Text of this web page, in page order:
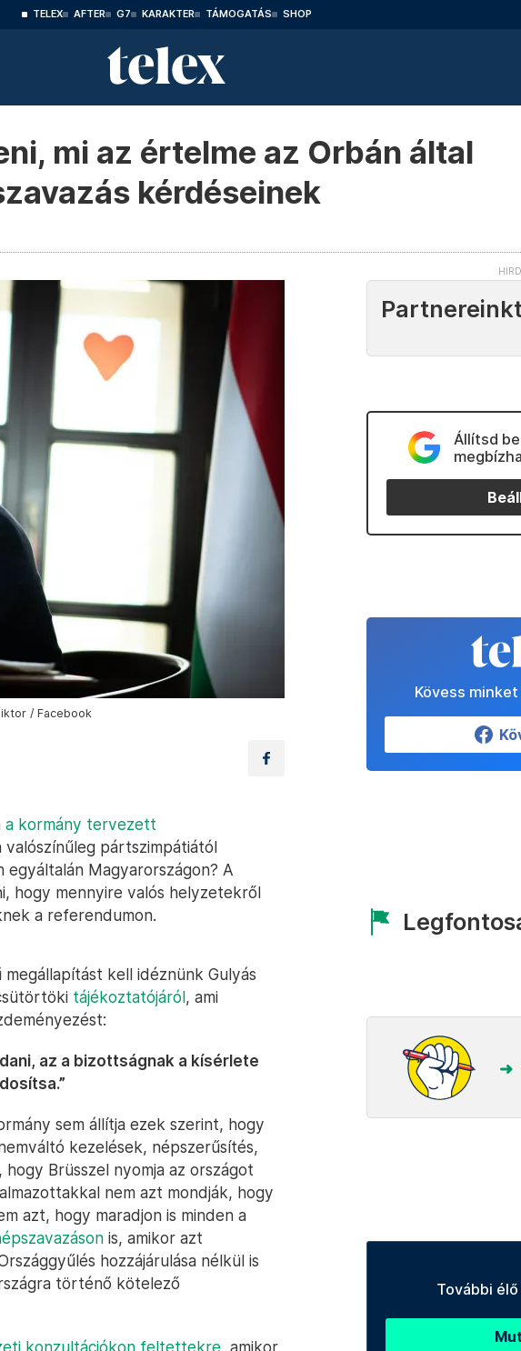
TELEX AFTER G7 KARAKTER TÁMOGATÁS SHOP
mi az értelme az Orbán által
kérdéseinek
/ Facebook
a kormány tervezett
pártszimpátiától
Magyarországon? A
hogy mennyire valós helyzetekről
a referendumon.
kell idéznünk Gulyás
tájékoztatójáról, ami
az a bizottságnak a kísérlete
sem állítja ezek szerint, hogy
kezelések, népszerűsítés,
Brüsszel nyomja az országot
nem azt mondják, hogy
azt, hogy maradjon is minden a
is, amikor azt
hozzájárulása nélkül is
történő kötelező
konzultációkon feltettekre, amikor
Állítsd
Kövess
További